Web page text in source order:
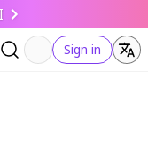
Sign in